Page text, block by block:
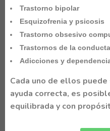
Trastorno bipolar
Esquizofrenia y psicosis
Trastorno obsesivo
Trastornos de la
Adicciones y
Cada uno de ellos
ayuda correcta, es
equilibrada y con